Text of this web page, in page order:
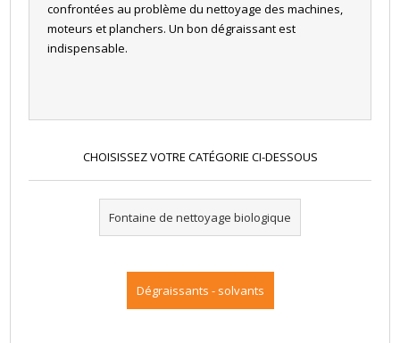
confrontées au problème du nettoyage des machines,
moteurs et planchers. Un bon dégraissant est
indispensable.
CHOISISSEZ VOTRE CATÉGORIE CI-DESSOUS
Fontaine de nettoyage biologique
Dégraissants - solvants